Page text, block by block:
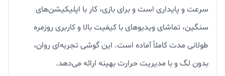
سرعت و پایداری است و برای بازی، کار با اپلیکیشن‌های
سنگین، تماشای ویدیوهای با کیفیت بالا و کاربری روزمره
طولانی مدت کاملاً آماده است. این گوشی تجربه‌ای روان،
بدون لگ و با مدیریت حرارت بهینه ارائه می‌دهد.